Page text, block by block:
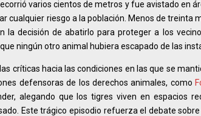
varios cientos de metros y fue avistado en
cualquier riesgo a la población. Menos de treinta
la decisión de abatirlo para proteger a los
ningún otro animal hubiera escapado de las
críticas hacia las condiciones en las que se
defensoras de los derechos animales, como
alegando que los tigres viven en espacios
Este trágico episodio refuerza el debate sobre